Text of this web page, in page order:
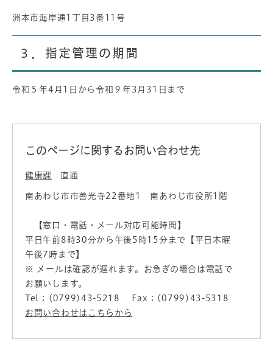
洲本市海岸通1丁目3番11号
３．指定管理の期間
令和５年4月1日から令和９年3月31日まで
このページに関するお問い合わせ先
健康課 直通
南あわじ市市善光寺22番地1 南あわじ市役所1階
【窓口・電話・メール対応可能時間】
平日午前8時30分から午後5時15分まで【平日木曜
午後7時まで】
※ メールは確認が遅れます。お急ぎの場合は電話で
お願いします。
Tel：(0799)43-5218
Fax：(0799)43-5318
お問い合わせはこちらから